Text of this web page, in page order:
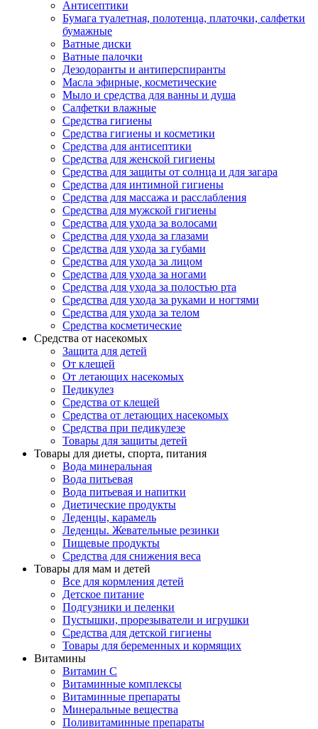
Антисептики
Бумага туалетная, полотенца, платочки, салфетки
бумажные
Ватные диски
Ватные палочки
Дезодоранты и антиперспиранты
Масла эфирные, косметические
Мыло и средства для ванны и душа
Салфетки влажные
Средства гигиены
Средства гигиены и косметики
Средства для антисептики
Средства для женской гигиены
Средства для защиты от солнца и для загара
Средства для интимной гигиены
Средства для массажа и расслабления
Средства для мужской гигиены
Средства для ухода за волосами
Средства для ухода за глазами
Средства для ухода за губами
Средства для ухода за лицом
Средства для ухода за ногами
Средства для ухода за полостью рта
Средства для ухода за руками и ногтями
Средства для ухода за телом
Средства косметические
Средства от насекомых
Защита для детей
От клещей
От летающих насекомых
Педикулез
Средства от клещей
Средства от летающих насекомых
Средства при педикулезе
Товары для защиты детей
Товары для диеты, спорта, питания
Вода минеральная
Вода питьевая
Вода питьевая и напитки
Диетические продукты
Леденцы, карамель
Леденцы. Жевательные резинки
Пищевые продукты
Средства для снижения веса
Товары для мам и детей
Все для кормления детей
Детское питание
Подгузники и пеленки
Пустышки, прорезыватели и игрушки
Средства для детской гигиены
Товары для беременных и кормящих
Витамины
Витамин С
Витаминные комплексы
Витаминные препараты
Минеральные вещества
Поливитаминные препараты